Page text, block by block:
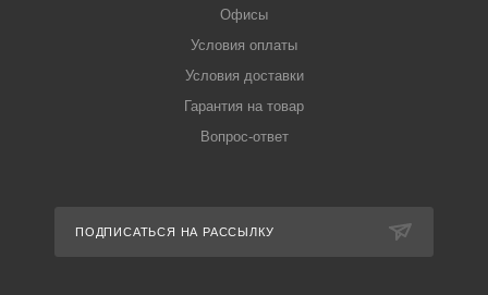
Офисы
Условия оплаты
Условия доставки
Гарантия на товар
Вопрос-ответ
ПОДПИСАТЬСЯ НА РАССЫЛКУ